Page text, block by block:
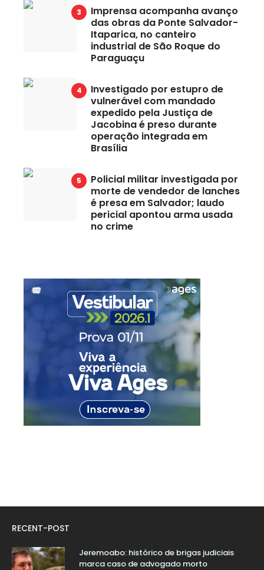
Imprensa acompanha avanço
das obras da Ponte Salvador-
Itaparica, no canteiro
industrial de São Roque do
Paraguaçu
Investigado por estupro de
vulnerável com mandado
expedido pela Justiça de
Jacobina é preso durante
operação integrada em
Brasília
Policial militar investigada por
morte de vendedor de lanches
é presa em Salvador; laudo
pericial apontou arma usada
no crime
RECENT-POST
Jeremoabo: histórico de brigas judiciais
marca caso de advogado morto